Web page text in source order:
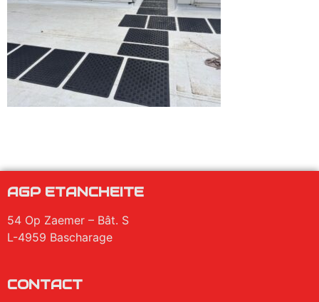
AGP ETANCHEITE
54 Op Zaemer – Bât. S
L-4959 Bascharage
CONTACT